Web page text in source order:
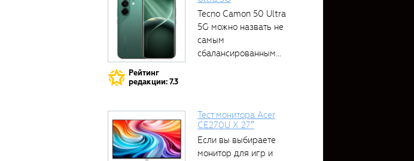
Рейтинг
редакции: 7.3
Tecno Camon 50 Ultra
5G можно назвать не
самым
сбалансированным
Тест монитора Acer
CE270U X 27″
Если вы выбираете
монитор для игр и